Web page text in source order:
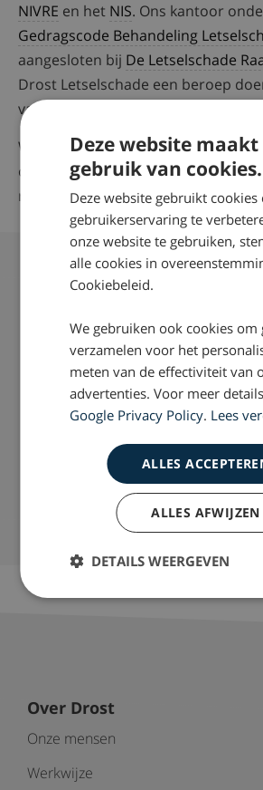
NIVRE en het NIS. Ons kantoor
Gedragscode Behandeling
aangesloten bij De Letselschade
Drost Letselschade een beroep
van medisch specialisten.
Wilt u meer informatie of advies?
ons op. Bel vrijblijvend 0800-
naar
info@drost.nlof vul het
Doe de letselschadetest of
contact op
Doe de test
Neem contact op
Over Drost
Onze mensen
Werkwijze
Deze website maakt
gebruik van cookies.
Deze website gebruikt
gebruikerservaring te
onze website te gebruiken,
alle cookies in
Cookiebeleid.
We gebruiken ook cookies om
verzamelen voor het
meten van de effectiviteit van
advertenties. Voor meer
Google Privacy Policy. Lees
ALLES
ALLES AFWIJZEN
DETAILS WEERGEVEN